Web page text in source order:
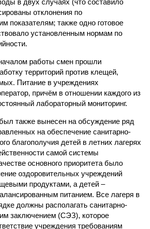
в двух случаях (что составило
отклонения по
показателям; также одно готовое
установленным нормам по
работы смен прошли
территорий против клещей,
Питание в учреждениях
причём в отношении каждого из
лабораторный мониторинг.
также вынесен на обсуждение ряд
на обеспечение санитарно-
благополучия детей в летних лагерях
самой системы
основного приоритета было
оздоровительных учреждений
продуктами, а детей –
питанием. Все лагеря в
должны располагать санитарно-
заключением (СЭЗ), которое
учреждения требованиям